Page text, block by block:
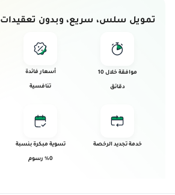
تمويل سلس، سريع، وبدون تعقيدات!
موافقة خلال 10
دقائق
أسعار فائدة
تنافسية
خدمة تجديد الرخصة تسوية مبكرة بنسبة
0% رسوم